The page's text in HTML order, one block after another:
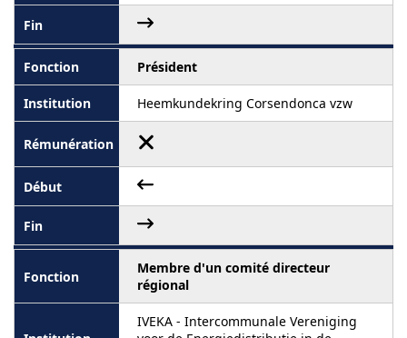
Président
Heemkundekring Corsendonca vzw
Membre d'un comité directeur
régional
IVEKA - Intercommunale Vereniging